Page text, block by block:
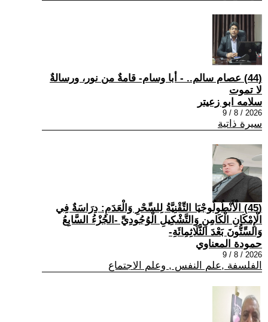
(44) عصام سالم.. - أبا وسام- قامةٌ من نور، ورسالةٌ
لا تموت
سلامه ابو زعيتر
2026 / 8 / 9
سيرة ذاتية
(45) الْأَنْطُولُوجْيَا التِّقْنِيَّةُ لِلسِّحْرِ وَالْعَدَمِ: دِرَاسَةٌ فِي
الْإِمْكَانِ الْكَامِنِ وَالتَّشْكِيلِ الْوُجُودِيِّ -الجُزْءُ السَّابِعُ
وَالسِّتُّونَ بَعْدَ الثَّلَاثِمِائَةِ-
حمودة المعناوي
2026 / 8 / 9
الفلسفة ,علم النفس , وعلم الاجتماع